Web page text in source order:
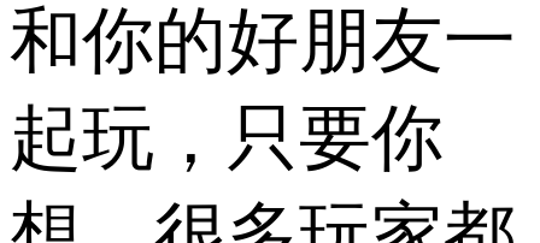
和你的好朋友一
起玩，只要你